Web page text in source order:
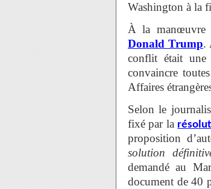
Washington à la
À la manœuvre
Donald Trump.
conflit était une
convaincre
Affaires
Selon le
fixé par la
proposition
solution
demandé au
document de 40